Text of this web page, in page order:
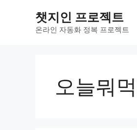
챗지인 프로젝트
온라인 자동화 정복 프로젝트
오늘뭐